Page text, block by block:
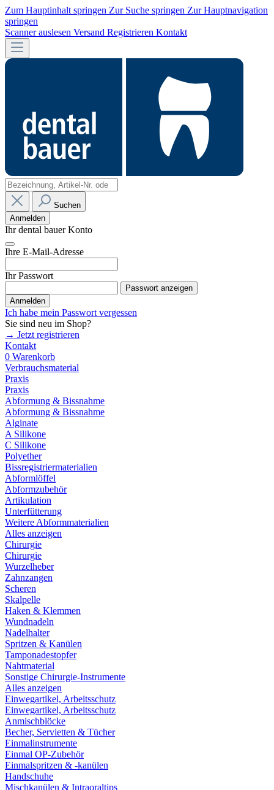
Zum Hauptinhalt springen Zur Suche springen Zur Hauptnavigation
springen
Scanner auslesen Versand Registrieren Kontakt
Suchen
Anmelden
Ihr dental bauer Konto
Ihre E-Mail-Adresse
Ihr Passwort
Passwort anzeigen
Anmelden
Ich habe mein Passwort vergessen
Sie sind neu im Shop?
→ Jetzt registrieren
Kontakt
0 Warenkorb
Verbrauchsmaterial
Praxis
Praxis
Abformung & Bissnahme
Abformung & Bissnahme
Alginate
A Silikone
C Silikone
Polyether
Bissregistriermaterialien
Abformlöffel
Abformzubehör
Artikulation
Unterfütterung
Weitere Abformmaterialien
Alles anzeigen
Chirurgie
Chirurgie
Wurzelheber
Zahnzangen
Scheren
Skalpelle
Haken & Klemmen
Wundnadeln
Nadelhalter
Spritzen & Kanülen
Tamponadestopfer
Nahtmaterial
Sonstige Chirurgie-Instrumente
Alles anzeigen
Einwegartikel, Arbeitsschutz
Einwegartikel, Arbeitsschutz
Anmischblöcke
Becher, Servietten & Tücher
Einmalinstrumente
Einmal OP-Zubehör
Einmalspritzen & -kanülen
Handschuhe
Mischkanülen & Intraoraltips